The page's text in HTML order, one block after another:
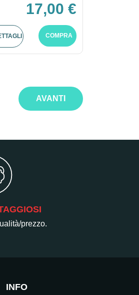
17,00 €
COMPRA
AVANTI
prezzo.
INFO